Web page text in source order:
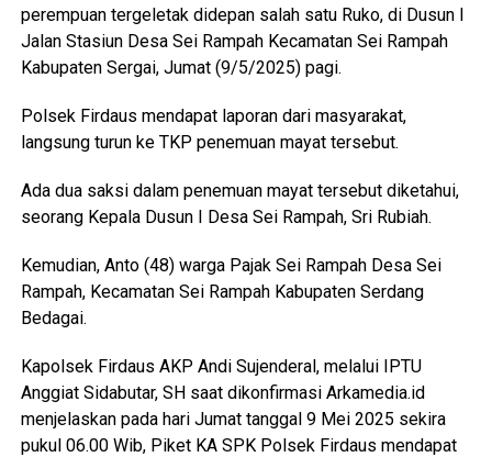
perempuan tergeletak didepan salah satu Ruko, di Dusun l
Jalan Stasiun Desa Sei Rampah Kecamatan Sei Rampah
Kabupaten Sergai, Jumat (9/5/2025) pagi.
Polsek Firdaus mendapat laporan dari masyarakat,
langsung turun ke TKP penemuan mayat tersebut.
Ada dua saksi dalam penemuan mayat tersebut diketahui,
seorang Kepala Dusun I Desa Sei Rampah, Sri Rubiah.
Kemudian, Anto (48) warga Pajak Sei Rampah Desa Sei
Rampah, Kecamatan Sei Rampah Kabupaten Serdang
Bedagai.
Kapolsek Firdaus AKP Andi Sujenderal, melalui IPTU
Anggiat Sidabutar, SH saat dikonfirmasi Arkamedia.id
menjelaskan pada hari Jumat tanggal 9 Mei 2025 sekira
pukul 06.00 Wib, Piket KA SPK Polsek Firdaus mendapat